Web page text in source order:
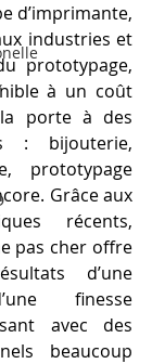
d’imprimante,
industries et
prototypage,
à un coût
porte à des
: bijouterie,
prototypage
Grâce aux
récents,
pas cher offre
d’une
finesse
avec des
beaucoup